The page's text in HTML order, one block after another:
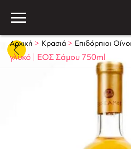
ΣΥΓΚΡΙΣΗ
Αρχική > Κρασιά > Επιδόρπιοι Οίνοι
γλυκό | ΕΟΣ Σάμου 750ml